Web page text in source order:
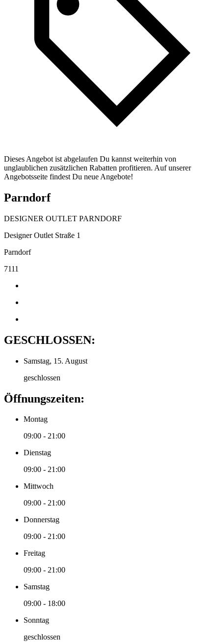
Dieses Angebot ist abgelaufen Du kannst weiterhin von
unglaublichen zusätzlichen Rabatten profitieren. Auf unserer
Angebotsseite findest Du neue Angebote!
Parndorf
DESIGNER OUTLET PARNDORF
Designer Outlet Straße 1
Parndorf
7111
GESCHLOSSEN:
Samstag, 15. August
geschlossen
Öffnungszeiten:
Montag
09:00 - 21:00
Dienstag
09:00 - 21:00
Mittwoch
09:00 - 21:00
Donnerstag
09:00 - 21:00
Freitag
09:00 - 21:00
Samstag
09:00 - 18:00
Sonntag
geschlossen